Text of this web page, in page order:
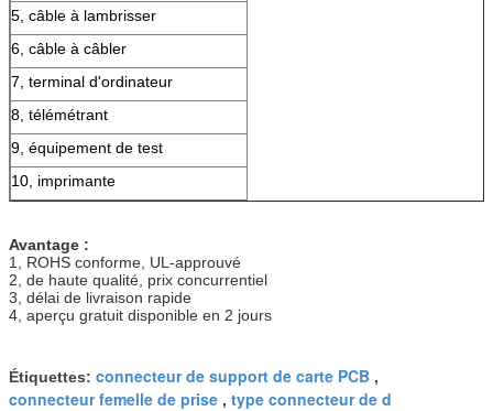
5, câble à lambrisser
6, câble à câbler
7, terminal d'ordinateur
8, télémétrant
9, équipement de test
10, imprimante
Avantage :
1, ROHS conforme, UL-approuvé
2, de haute qualité, prix concurrentiel
3, délai de livraison rapide
4, aperçu gratuit disponible en 2 jours
Étiquettes: connecteur de support de carte PCB ,
connecteur femelle de prise , type connecteur de d